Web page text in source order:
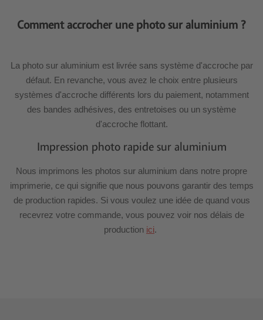
Comment accrocher une photo sur aluminium ?
La photo sur aluminium est livrée sans système d'accroche par
défaut. En revanche, vous avez le choix entre plusieurs
systèmes d'accroche différents lors du paiement, notamment
des bandes adhésives, des entretoises ou un système
d'accroche flottant.
Impression photo rapide sur aluminium
Nous imprimons les photos sur aluminium dans notre propre
imprimerie, ce qui signifie que nous pouvons garantir des temps
de production rapides. Si vous voulez une idée de quand vous
recevrez votre commande, vous pouvez voir nos délais de
production ici.